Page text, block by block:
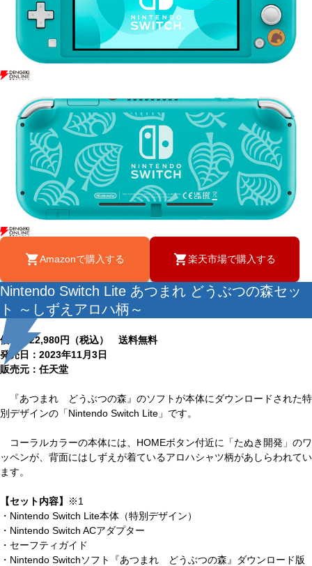
Amazonで購入する 楽天市場で購入する
Nintendo Switch Lite あつまれ どうぶつの森セッ
ト ～しずえアロハ柄～
価格：22,980円（税込） 送料無料
発売日：2023年11月3日
販売元：任天堂
『あつまれ どうぶつの森』のソフトが本体にダウンロードされた特
別デザインの「Nintendo Switch Lite」です。
コーラルカラーの本体には、HOMEボタン付近に「たぬき開発」のワ
ッペンが、背面にはしずえが着ているアロハシャツ柄があしらわれてい
ます。
【セット内容】
※1
・Nintendo Switch Lite本体（特別デザイン）
・Nintendo Switch ACアダプター
・セーフティガイド
・Nintendo Switchソフト『あつまれ どうぶつの森』ダウンロード版